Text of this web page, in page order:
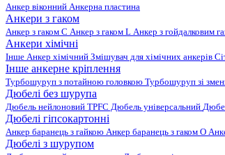
Анкер віконний Анкерна пластина
Анкери з гаком
Анкер з гаком C Анкер з гаком L Анкер з гойдалковим
Анкери хімічні
Інше Анкер хімічний Змішувач для хімічних анкерів
Інше анкерне кріплення
Турбошуруп з потайною головкою Турбошуруп зі
Дюбелі без шурупа
Дюбель нейлоновий TPFC Дюбель універсальний
Дюбелі гіпсокартонні
Анкер баранець з гайкою Анкер баранець з гаком O
Дюбелі з шурупом